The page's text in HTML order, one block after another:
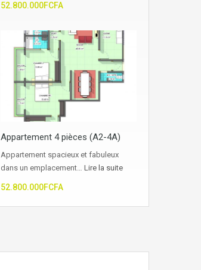
52.800.000FCFA
Appartement 4 pièces (A2-4A)
Appartement spacieux et fabuleux
dans un emplacement… Lire la suite
52.800.000FCFA